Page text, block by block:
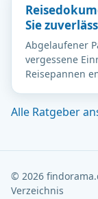
Sie
Abgelaufener
vergessene
Reisepannen
Alle Ratgeber
© 2026
Verzeichnis